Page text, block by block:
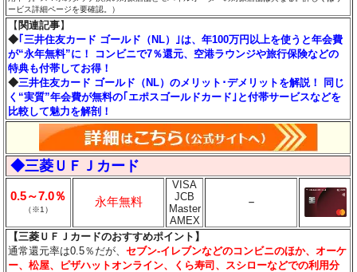
ービス詳細ページを要確認。）
【関連記事】
◆ ｢三井住友カード ゴールド（NL）｣は、年100万円以上を使うと年会費
が“永年無料”に！ コンビニで7％還元、空港ラウンジや旅行保険などの
特典も付帯してお得！
◆三井住友カード ゴールド（NL）のメリット･デメリットを解説！ 同じ
く“実質”年会費が無料の｢エポスゴールドカード｣と付帯サービスなどを
比較して魅力を解剖！
◆三菱ＵＦＪカード
0.5～7.0％
（※1）
永年無料
VISA
JCB
Master
AMEX
－
【三菱ＵＦＪカードのおすすめポイント】
通常還元率は0.5％だが、セブン‐イレブンなどのコンビニのほか、オーケ
ー、松屋、ピザハットオンライン、くら寿司、スシローなどでの利用分